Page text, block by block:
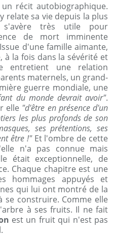
récit autobiographique.
relate sa vie depuis la plus
très utile pour
de mort imminente
d'une famille aimante,
à la fois dans la sévérité et
entretient une relation
maternels, un grand-
guerre mondiale, une
du monde devrait avoir".
elle "d'être en présence d'un
les plus profonds de son
ses prétentions, ses
être !"Et l'ombre de cette
n'a pas connue mais
était exceptionnelle, de
Chaque chapitre est une
hommages appuyés et
qui lui ont montré de la
se construire. Comme elle
à ses fruits. Il ne fait
est un fruit qui n'est pas